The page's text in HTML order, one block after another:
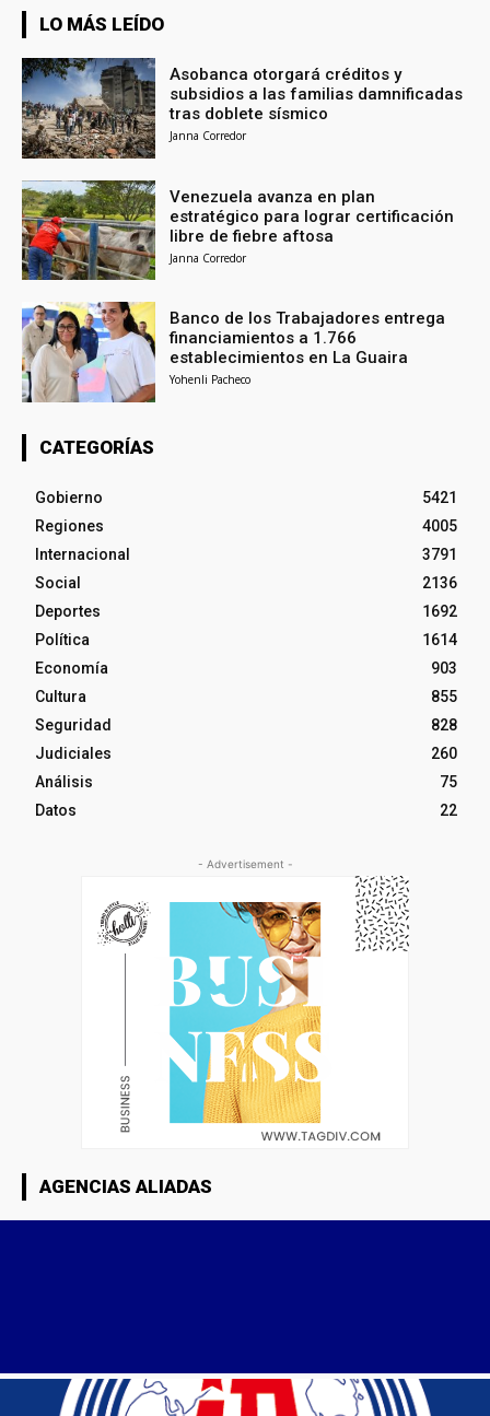
LO MÁS LEÍDO
Asobanca otorgará créditos y
subsidios a las familias damnificadas
tras doblete sísmico
Janna Corredor
Venezuela avanza en plan
estratégico para lograr certificación
libre de fiebre aftosa
Janna Corredor
Banco de los Trabajadores entrega
financiamientos a 1.766
establecimientos en La Guaira
Yohenli Pacheco
CATEGORÍAS
Gobierno
5421
Regiones
4005
Internacional
3791
Social
2136
Deportes
1692
Política
1614
Economía
903
Cultura
855
Seguridad
828
Judiciales
260
Análisis
75
Datos
22
- Advertisement -
AGENCIAS ALIADAS